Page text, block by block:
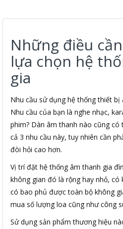
Những điều
lựa chọn hệ
gia
Nhu cầu sử dụng hệ thống thiết bị
Nhu cầu của bạn là nghe nhạc,
phim? Dàn âm thanh nào cũng
cả 3 nhu cầu này, tuy nhiên cần
đòi hỏi cao hơn.
Vị trí đặt hệ thống âm thanh gia
không gian đó là rộng hay nhỏ,
có bao phủ được toàn bộ không
mua số lượng loa cũng như công
Sử dụng sản phẩm thương hiệu